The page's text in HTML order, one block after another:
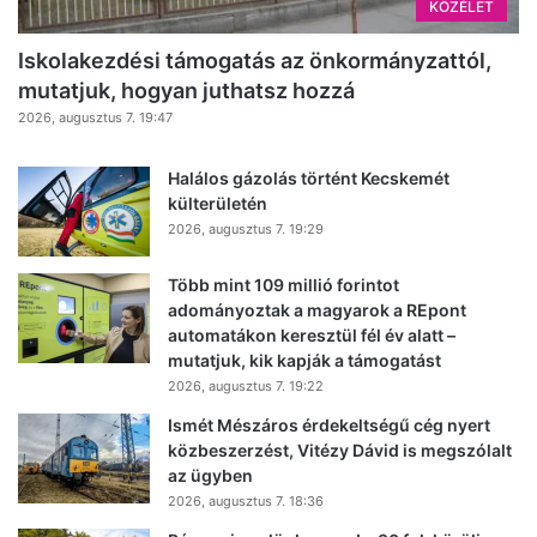
KÖZÉLET
Iskolakezdési támogatás az önkormányzattól,
mutatjuk, hogyan juthatsz hozzá
2026, augusztus 7. 19:47
Halálos gázolás történt Kecskemét
külterületén
2026, augusztus 7. 19:29
Több mint 109 millió forintot
adományoztak a magyarok a REpont
automatákon keresztül fél év alatt –
mutatjuk, kik kapják a támogatást
2026, augusztus 7. 19:22
Ismét Mészáros érdekeltségű cég nyert
közbeszerzést, Vitézy Dávid is megszólalt
az ügyben
2026, augusztus 7. 18:36